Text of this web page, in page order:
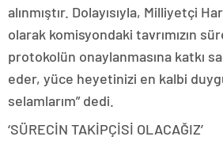
alınmıştır. Dolayısıyla, Milliyetçi
olarak komisyondaki tavrımızın
protokolün onaylanmasına katkı
eder, yüce heyetinizi en kalbi
selamlarım” dedi.
‘SÜRECİN TAKİPÇİSİ OLACAĞIZ’